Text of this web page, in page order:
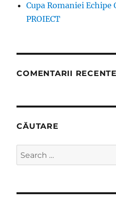
Cupa Romaniei
PROIECT
COMENTARII RECENTE
CĂUTARE
Search
for: